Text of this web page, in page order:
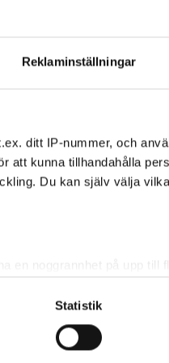
Reklaminställningar
ditt IP-nummer, och
att kunna tillhandahålla
Du kan själv välja
en noggrannhet på upp till
in dina preferenser i
Statistik